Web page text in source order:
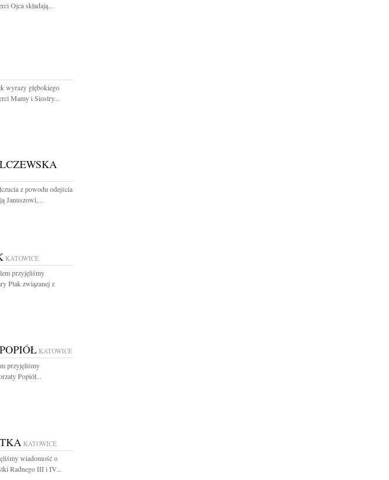
Ojca składają...
wyrazy głębokiego
Mamy i Siostry...
z powodu odejścia
Januszowi,...
KATOWICE
przyjęliśmy
Ptak związanej z
KATOWICE
przyjęliśmy
Popiół...
KATOWICE
wiadomość o
Radnego III i IV...